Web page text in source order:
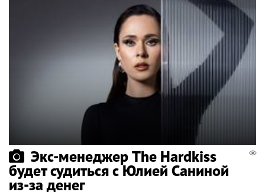
Экс-менеджер The Hardkiss
будет судиться с Юлией Саниной
из-за денег